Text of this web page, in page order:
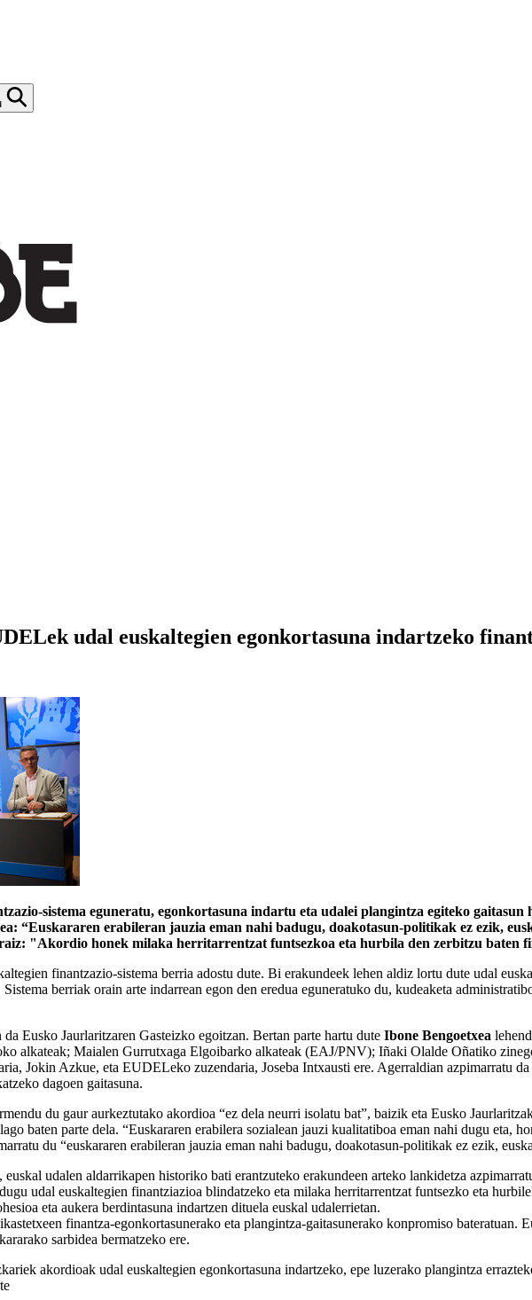
udal euskaltegien egonkortasuna indartzeko
sistema eguneratu, egonkortasuna indartu eta udalei plangintza egiteko gaitasun
“Euskararen erabileran jauzia eman nahi badugu, doakotasun-politikak ez ezik,
"Akordio honek milaka herritarrentzat funtsezkoa eta hurbila den zerbitzu baten
finantzazio-sistema berria adostu dute. Bi erakundeek lehen aldiz lortu dute udal
berriak orain arte indarrean egon den eredua eguneratuko du, kudeaketa
Eusko Jaurlaritzaren Gasteizko egoitzan. Bertan parte hartu dute Ibone Bengoetxea
alkateak; Maialen Gurrutxaga Elgoibarko alkateak (EAJ/PNV); Iñaki Olalde Oñatiko
Jokin Azkue, eta EUDELeko zuzendaria, Joseba Intxausti ere. Agerraldian azpimarratu
dagoen gaitasuna.
du gaur aurkeztutako akordioa “ez dela neurri isolatu bat”, baizik eta Eusko
baten parte dela. “Euskararen erabilera sozialean jauzi kualitatiboa eman nahi dugu eta,
du “euskararen erabileran jauzia eman nahi badugu, doakotasun-politikak ez ezik,
udalen aldarrikapen historiko bati erantzuteko erakundeen arteko lankidetza
udal euskaltegien finantziazioa blindatzeko eta milaka herritarrentzat funtsezko eta
eta aukera berdintasuna indartzen dituela euskal udalerrietan.
finantza-egonkortasunerako eta plangintza-gaitasunerako konpromiso bateratuan.
sarbidea bermatzeko ere.
akordioak udal euskaltegien egonkortasuna indartzeko, epe luzerako plangintza